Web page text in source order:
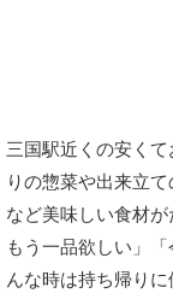
三国駅近くの安く
りの惣菜や出来立
など美味しい食材
もう一品欲しい」
んな時は持ち帰り